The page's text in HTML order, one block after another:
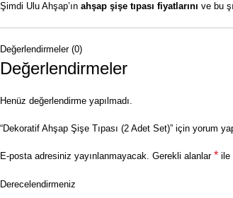
Şimdi Ulu Ahşap’ın ahşap şişe tıpası fiyatlarını ve bu
Değerlendirmeler (0)
Değerlendirmeler
Henüz değerlendirme yapılmadı.
“Dekoratif Ahşap Şişe Tıpası (2 Adet Set)” için yorum
E-posta adresiniz yayınlanmayacak. Gerekli alanlar * ile
Derecelendirmeniz